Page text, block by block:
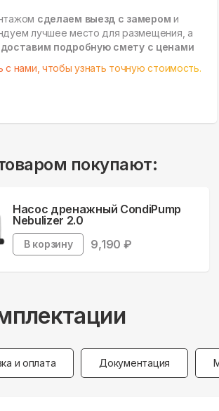
сделаем выезд с замером и
лучшее место для размещения, а
подробную смету с ценами
с нами, чтобы узнать точную стоимость.
покупают:
Насос дренажный CondiPump
Nebulizer 2.0
В корзину 9,190 ₽
и оплата Документация